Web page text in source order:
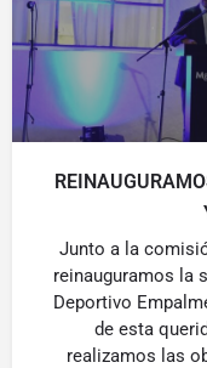
Junto a la
reinauguramos la
Deportivo
de esta
realizamos las